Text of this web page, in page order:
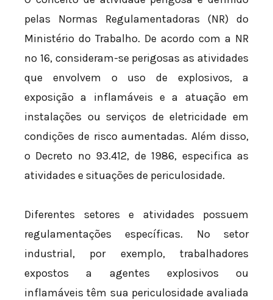
pelas Normas Regulamentadoras (NR) do
Ministério do Trabalho. De acordo com a NR
nº 16, consideram-se perigosas as atividades
que envolvem o uso de explosivos, a
exposição a inflamáveis e a atuação em
instalações ou serviços de eletricidade em
condições de risco aumentadas. Além disso,
o Decreto nº 93.412, de 1986, especifica as
atividades e situações de periculosidade.
Diferentes setores e atividades possuem
regulamentações específicas. No setor
industrial, por exemplo, trabalhadores
expostos a agentes explosivos ou
inflamáveis têm sua periculosidade avaliada